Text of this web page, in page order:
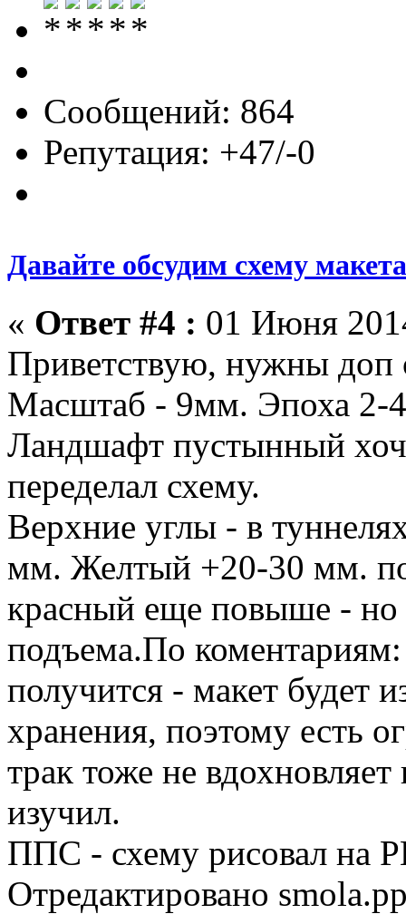
Сообщений: 864
Репутация: +47/-0
Давайте обсудим схему макета
« Ответ #4 : 01 Июня
Приветствую, нужны доп
Масштаб - 9мм. Эпоха
Ландшафт пустынный
переделал схему.
Верхние углы - в
мм. Желтый +20-30 мм.
красный еще повыше - но
подъема.По коментариям:
получится - макет будет
хранения, поэтому есть
трак тоже не
изучил.
ППС - схему рисовал на
Отредактировано